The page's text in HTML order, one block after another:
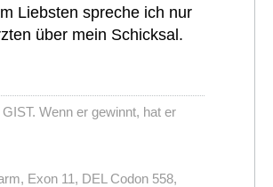
Liebsten spreche ich nur
über mein Schicksal.
Wenn er gewinnt, hat er
Exon 11, DEL Codon 558,